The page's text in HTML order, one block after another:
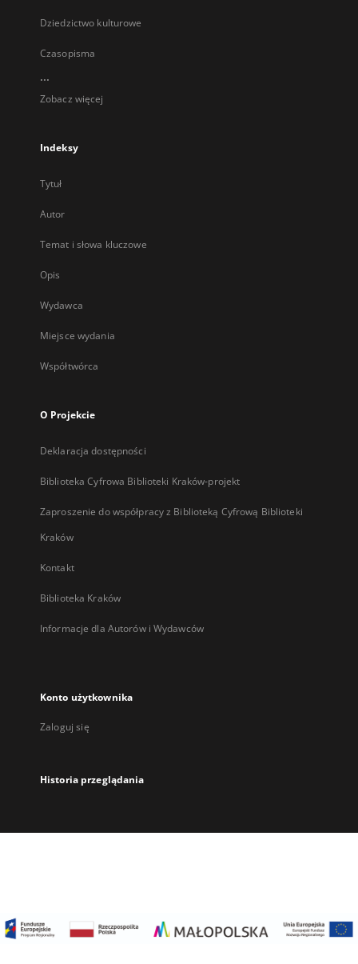
Dziedzictwo kulturowe
Czasopisma
...
Zobacz więcej
Indeksy
Tytuł
Autor
Temat i słowa kluczowe
Opis
Wydawca
Miejsce wydania
Współtwórca
O Projekcie
Deklaracja dostępności
Biblioteka Cyfrowa Biblioteki Kraków-projekt
Zaproszenie do współpracy z Biblioteką Cyfrową Biblioteki
Kraków
Kontakt
Biblioteka Kraków
Informacje dla Autorów i Wydawców
Konto użytkownika
Zaloguj się
Historia przeglądania